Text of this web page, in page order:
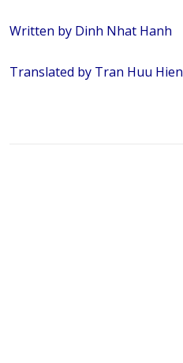
Written by Dinh Nhat Hanh
Translated by Tran Huu Hien